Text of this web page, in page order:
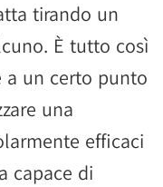
tirando un
È tutto così
un certo punto
una
efficaci
capace di